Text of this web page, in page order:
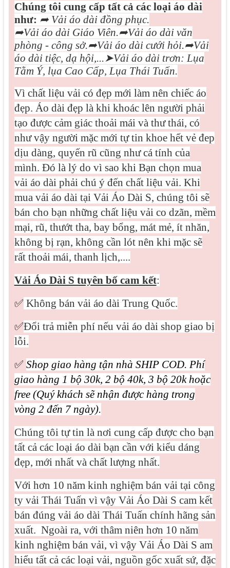
Chúng tôi cung cấp tất cả các loại áo dài
như: ➦Vải áo dài đồng phục.
➦Vải áo dài Giáo Viên.➦Vải áo dài văn
phòng - công sở.➦Vải áo dài cưới hỏi.➦Vải
áo dài tiệc, dạ hội,...➤Vải áo dài trơn: Lụa
Tằm Ý, lụa Cao Cấp, Lụa Thái Tuấn.
Vìchất liệu vải có đẹp mới làm nên chiếc áo
đẹp. Áo dài đẹp là khi khoác lên người phải
tạo được cảm giác thoải mái và thư thái, có
như vậy người mặc mới tự tin khoe hết vẻ đep
dịu dàng, quyến rũ cũng như cá tính của
mình. Đó là lý do vì sao khi Bạn chọn mua
vải áo dài phải chú ý đến chất liệu vải. Khi
mua vải áo dài tại Vải Áo Dài S, chúng tôi sẽ
bán cho bạn những chất liệu vải co dzãn, mềm
mại, rũ, thướt tha, bay bổng, mát mẻ, ít nhăn,
không bị rạn, không cần lót nên khi mặc sẽ
rất thoải mái, thanh lịch,....
Vải Áo Dài S tuyên bố cam kết:
✅ Không bán vải áo dài Trung Quốc.
✅Đổi trả miễn phí nếu vải áo dài shop giao bị
lỗi.
✅ Shop giao hàng tận nhà SHIP COD. Phí
giao hàng 1 bộ 30k, 2 bộ 40k, 3 bộ 20k hoặc
free (Quý khách sẽ nhận được hàng trong
vòng 2 đến 7 ngày).
Chúng tôi tự tin là nơi cung cấp được cho bạn
tất cả các loại áo dài bạn cần với kiểu dáng
đẹp, mới nhất và chất lượng nhất.
Với hơn 10 năm kinh nghiệm bán vải tại công
ty vải Thái Tuấn vì vậy Vải Áo Dài S cam kết
bán đúng vải áo dài Thái Tuấn chính hãng sản
xuất. Ngoài ra, với thâm niên hơn 10 năm
kinh nghiệm bán vải, vì vậy Vải Áo Dài S am
hiểu tất cả các loại vải, nguồn gốc xuất sứ, đặc